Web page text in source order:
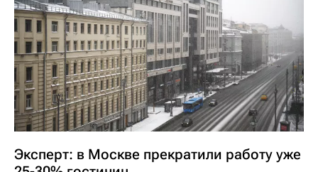
Эксперт: в Москве прекратили работу уже